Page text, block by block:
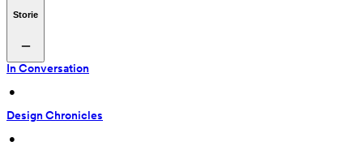
Storie
In Conversation
•
Design Chronicles
•